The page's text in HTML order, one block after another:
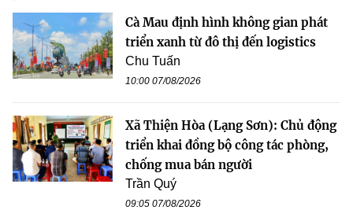
Cà Mau định hình không gian phát
triển xanh từ đô thị đến logistics
Chu Tuấn
10:00 07/08/2026
Xã Thiện Hòa (Lạng Sơn): Chủ động
triển khai đồng bộ công tác phòng,
chống mua bán người
Trần Quý
09:05 07/08/2026